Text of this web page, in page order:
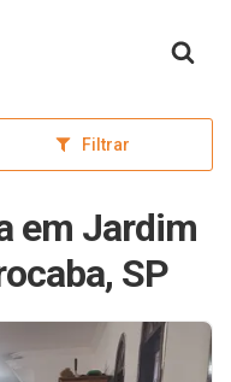
Filtrar
em Jardim
SP